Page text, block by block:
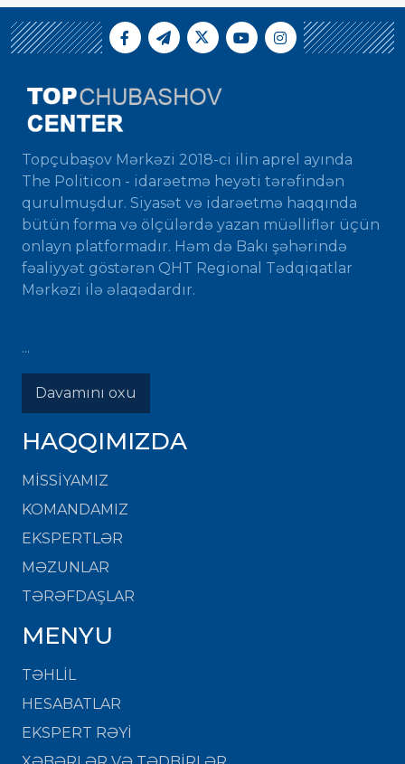
Topçubaşov Mərkəzi 2018-ci ilin aprel ayında
The Politicon - idarəetmə heyəti tərəfindən
qurulmuşdur. Siyasət və idarəetmə haqqında
bütün forma və ölçülərdə yazan müəlliflər üçün
onlayn platformadır. Həm də Bakı şəhərində
fəaliyyət göstərən QHT Regional Tədqiqatlar
Mərkəzi ilə əlaqədardır.
...
Davamını oxu
HAQQIMIZDA
MISSIYAMIZ
KOMANDAMIZ
EKSPERTLƏR
MƏZUNLAR
TƏRƏFDAŞLAR
MENYU
TƏHLİL
HESABATLAR
EKSPERT RƏYİ